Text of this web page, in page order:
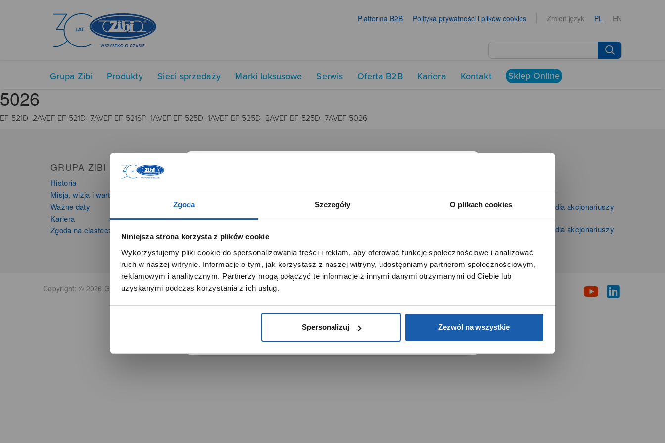
Zgoda Szczegóły O plikach cookies
Niniejsza strona korzysta z plików cookie
Wykorzystujemy pliki cookie do spersonalizowania treści i reklam, aby oferować funkcje społecznościowe i analizować
ruch w naszej witrynie. Informacje o tym, jak korzystasz z naszej witryny, udostępniamy partnerom społecznościowym,
reklamowym i analitycznym. Partnerzy mogą połączyć te informacje z innymi danymi otrzymanymi od Ciebie lub
uzyskanymi podczas korzystania z ich usług.
Spersonalizuj Zezwól na wszystkie
Platforma B2B Polityka prywatności i plików cookies Zmień język PL EN
Grupa Zibi Produkty Sieci sprzedaży Marki luksusowe Serwis Oferta B2B Kariera Kontakt Sklep Online
5026
EF-521D -2AVEF EF-521D -7AVEF EF-521SP -1AVEF EF-525D -1AVEF EF-525D -2AVEF EF-525D -7AVEF 5026
GRUPA ZIBI
Historia
Misja, wizja i wartości Grupy Zibi
Ważne daty
Kariera
Zgoda na ciasteczka
Instrumenty muzyczne
Kalkulatory
Time Trend
Salony muzyczne Riff
Noble Place
Kontakt dla mediów
Informacje firmowe i dla akcjonariuszy
Zibi S.A.
Informacje firmowe i dla akcjonariuszy
Copyright: © 2026 Grupa Zibi S.A. Wszelkie prawa zastrzeżone.
SZANOWNA UŻYTKOWNICZKO
Używamy plików cookie w celach analitycznych, statystycznych i
marketingowych, w tym aby analizować ruch w tej witrynie,
optymalizować jej działanie oraz zapamiętywać Twoje preferencje.
DOWIEDZ SIĘ WIĘCEJ PRZEJDŹ DO SERWISU